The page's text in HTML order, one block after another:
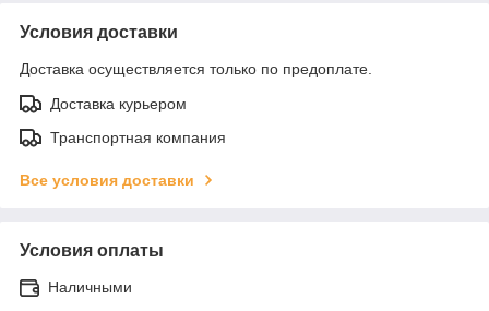
Условия доставки
Доставка осуществляется только по предоплате.
Доставка курьером
Транспортная компания
Все условия доставки
Условия оплаты
Наличными